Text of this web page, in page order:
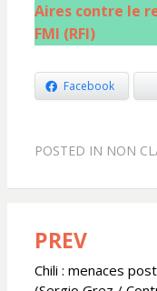
Aires contre le
FMI (RFI)
Facebook
POSTED IN NON
Navigation
de
PREV
Chili : menaces